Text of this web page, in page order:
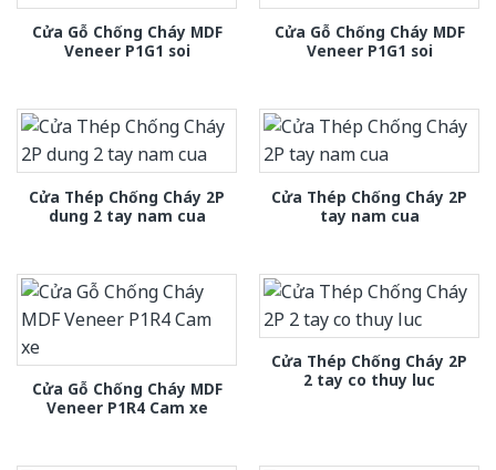
Cửa Gỗ Chống Cháy MDF
Veneer P1G1 soi
Cửa Gỗ Chống Cháy MDF
Veneer P1G1 soi
Cửa Thép Chống Cháy 2P
dung 2 tay nam cua
Cửa Thép Chống Cháy 2P
tay nam cua
Cửa Gỗ Chống Cháy MDF
Veneer P1R4 Cam xe
Cửa Thép Chống Cháy 2P
2 tay co thuy luc